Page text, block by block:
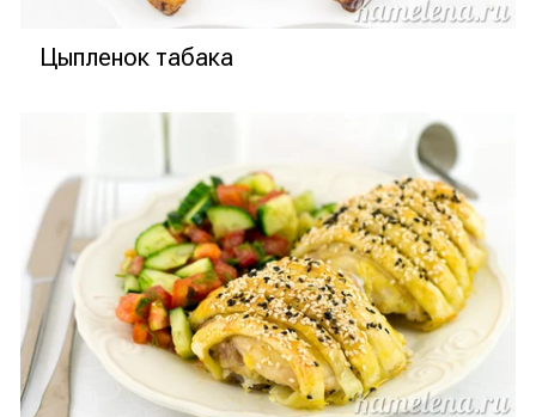
Цыпленок табака